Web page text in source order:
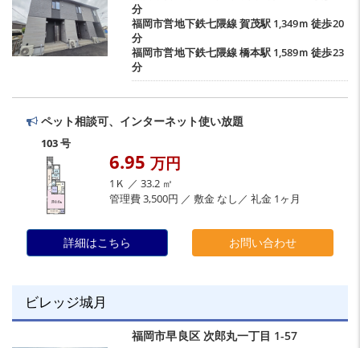
分
福岡市営地下鉄七隈線賀茂駅 1,349ｍ 徒歩20
分
福岡市営地下鉄七隈線橋本駅 1,589ｍ 徒歩23
分
ペット相談可、インターネット使い放題
103 号
6.95 万円
1Ｋ ／ 33.2 ㎡
管理費 3,500円 ／ 敷金 なし／ 礼金 1ヶ月
詳細はこちら お問い合わせ
ビレッジ城月
福岡市早良区 次郎丸一丁目 1-57